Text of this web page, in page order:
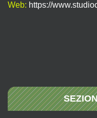
Web: https://